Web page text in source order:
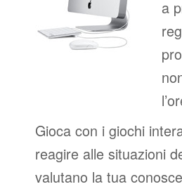
a
Gioca con i giochi
reagire alle situazioni
valutano la tua